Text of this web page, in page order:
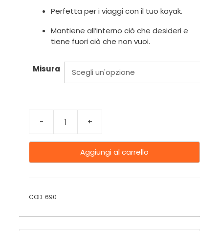
Perfetta per i viaggi con il tuo kayak.
Mantiene all’interno ciò che desideri e
tiene fuori ciò che non vuoi.
Misura
- +
Aggiungi al carrello
COD: 690